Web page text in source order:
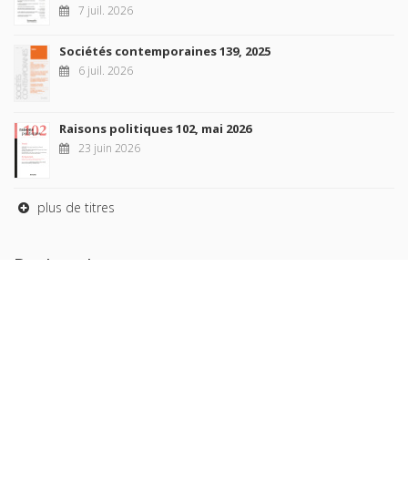
7 juil. 2026
Sociétés contemporaines 139, 2025
6 juil. 2026
Raisons politiques 102, mai 2026
23 juin 2026
plus de titres
Rechercher